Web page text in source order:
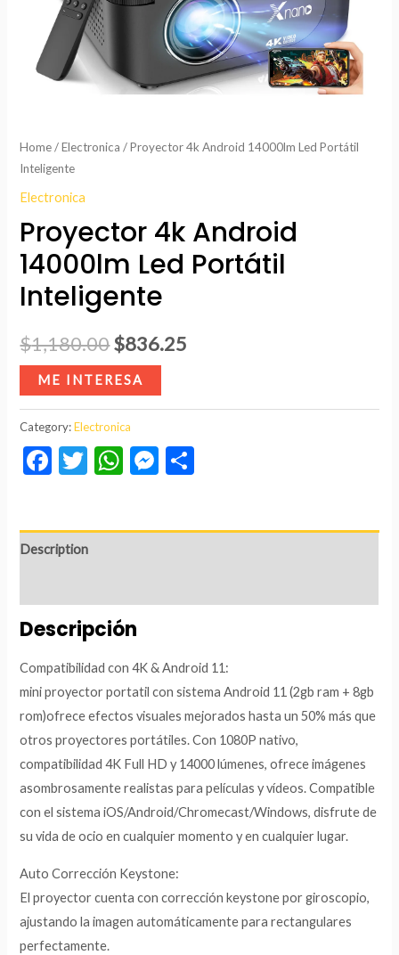
Home/Electronica / Proyector 4k Android 14000lm Led Portátil
Inteligente
Electronica
Proyector 4k Android
14000lm Led Portátil
Inteligente
$1,180.00$836.25
ME INTERESA
Category:Electronica
Facebook
Twitter
WhatsApp
Messenger
Description
Descripción
Compatibilidad con 4K & Android 11:
mini proyector portatil con sistema Android 11 (2gb ram + 8gb
rom)ofrece efectos visuales mejorados hasta un 50% más que
otros proyectores portátiles. Con 1080P nativo,
compatibilidad 4K Full HD y 14000 lúmenes, ofrece imágenes
asombrosamente realistas para películas y vídeos. Compatible
con el sistema iOS/Android/Chromecast/Windows, disfrute de
su vida de ocio en cualquier momento y en cualquier lugar.
Auto Corrección Keystone:
El proyector cuenta con corrección keystone por giroscopio,
ajustando la imagen automáticamente para rectangulares
perfectamente.